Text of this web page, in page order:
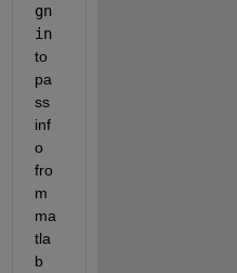
gn
in
to
pa
ss
inf
o
fro
m
ma
tla
b